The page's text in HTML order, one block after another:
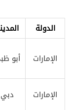
الدولة
الإمارات أبو
الإمارات دبي